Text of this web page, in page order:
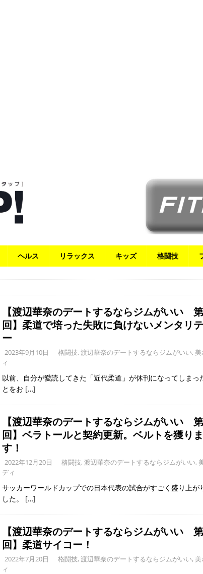
ヘルス リラックス キッズ 格闘技
【渡辺華奈のデートするならジムがいい
回】柔道で培った失敗に負けないメンタリ
ー
2023年9月10日 格闘技, 渡辺華奈のデートするならジムがいい,
ィ
以前、自分が愛読してきた「近代柔道」が休刊になってしまっ
とをお […]
【渡辺華奈のデートするならジムがいい
回】ベラトールと契約更新。ベルトを獲りま
す！
2022年12月20日 格闘技, 渡辺華奈のデートするならジムがいい,
ディ
サッカーワールドカップでの日本代表の試合がすごく盛り上が
した。 […]
【渡辺華奈のデートするならジムがいい
回】柔道サイコー！
2022年7月20日 格闘技, 渡辺華奈のデートするならジムがいい,
ィ